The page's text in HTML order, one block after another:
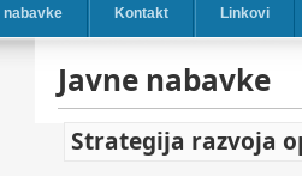
nabavke Kontakt Linkovi
Javne nabavke
Strategija razvoja